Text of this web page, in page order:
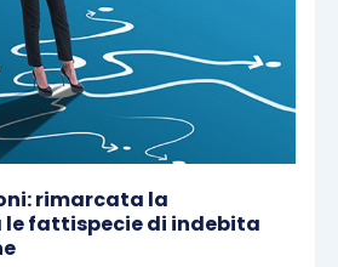
rimarcata la
fattispecie di indebita